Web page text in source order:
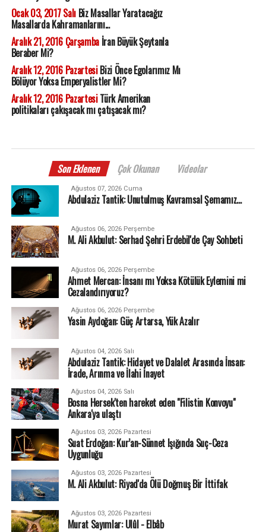
Ocak 03, 2017 SalıBiz Masallar Yaratacağız
Masallarda Kahramanlarını...
Aralık 21, 2016 Çarşambaİran Büyük Şeytanla
Beraber Mi?
Aralık 12, 2016 PazartesiBizi Önce Egolarımız Mı
Bölüyor Yoksa Emperyalistler Mi?
Aralık 12, 2016 PazartesiTürk Amerikan
politikaları çakışacak mı çatışacak mı?
Son Eklenen Çok Okunan Videolar
Ağustos 07, 2026 Cuma
Abdulaziz Tantik: Unutulmuş Kavramsal Şemamız…
Ağustos 06, 2026 Perşembe
M. Ali Akbulut: Serhad Şehri Erdebil'de Çay Sohbeti
Ağustos 06, 2026 Perşembe
Ahmet Mercan: İnsanı mı Yoksa Kötülük Eylemini mi
Cezalandırıyoruz?
Ağustos 06, 2026 Perşembe
Yasin Aydoğan: Güç Artarsa, Yük Azalır
Ağustos 04, 2026 Salı
Abdulaziz Tantik: Hidayet ve Dalalet Arasında İnsan:
İrade, Arınma ve İlahi İnayet
Ağustos 04, 2026 Salı
Bosna Hersek'ten hareket eden "Filistin Konvoyu"
Ankara'ya ulaştı
Ağustos 03, 2026 Pazartesi
Suat Erdoğan: Kur’an-Sünnet Işığında Suç-Ceza
Uygunluğu
Ağustos 03, 2026 Pazartesi
M. Ali Akbulut: Riyad'da Ölü Doğmuş Bir İttifak
Ağustos 03, 2026 Pazartesi
Murat Sayımlar: Ulûl - Elbâb